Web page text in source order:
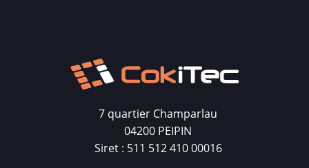
7 quartier Champarlau
04200 PEIPIN
Siret : 511 512 410 00016